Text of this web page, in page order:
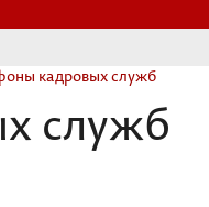
кадровых служб
служб